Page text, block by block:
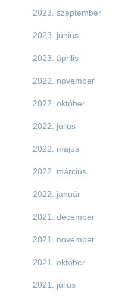
2023. szeptember
2023. június
2023. április
2022. november
2022. október
2022. július
2022. május
2022. március
2022. január
2021. december
2021. november
2021. október
2021. július